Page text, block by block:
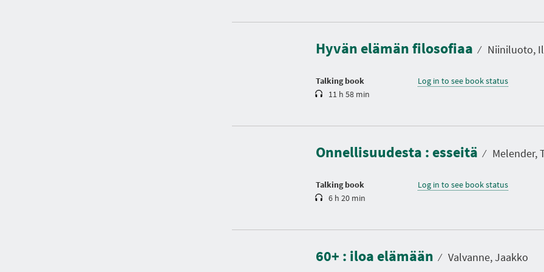
Hyvän elämän filosofiaa ⁄ Niiniluoto,
Talking book
r
t
i
n
11 h 58 min
Log in to see book status
Onnellisuudesta : esseitä ⁄ Melender,
Talking book
r
t
i
n
6 h 20 min
Log in to see book status
60+ : iloa elämään ⁄ Valvanne, Jaakko
r
t
i